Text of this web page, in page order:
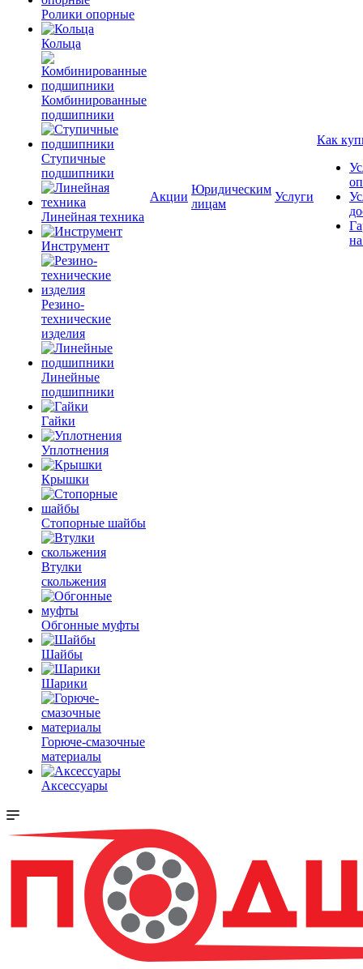
Ролики опорные
Кольца
Комбинированные
подшипники
Ступичные
подшипники
Линейная техника
Инструмент
Резино-
технические
изделия
Линейные
подшипники
Гайки
Уплотнения
Крышки
Стопорные шайбы
Втулки
скольжения
Обгонные муфты
Шайбы
Шарики
Горюче-смазочные
материалы
Аксессуары
Акции
Юридическим
лицам
Услуги
Как